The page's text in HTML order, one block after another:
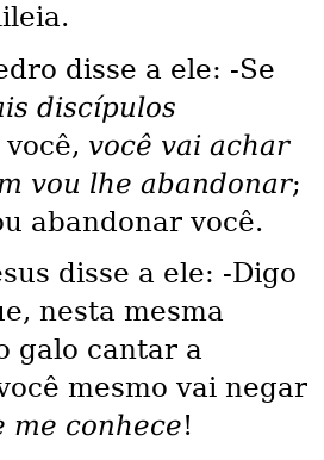
disse a ele: -Se
discípulos
você vai achar
vou lhe abandonar;
abandonar você.
disse a ele: -Digo
nesta mesma
galo cantar a
mesmo vai negar
me conhece!